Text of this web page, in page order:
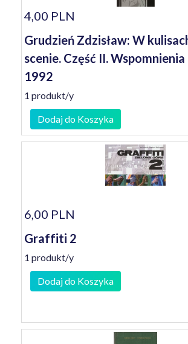
4,00 PLN
Grudzień Zdzisław: W
scenie. Część II.
1992
1 produkt/y
Dodaj do Koszyka
6,00 PLN
Graffiti 2
1 produkt/y
Dodaj do Koszyka